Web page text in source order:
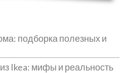
подборка полезных и
Ikea: мифы и реальность